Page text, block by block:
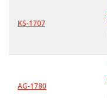
KS-1707
AG-1780